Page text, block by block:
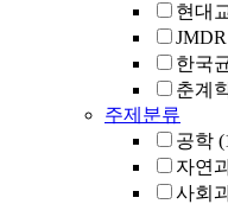
현대
한국
춘계
주제분류
공학
자연
사회